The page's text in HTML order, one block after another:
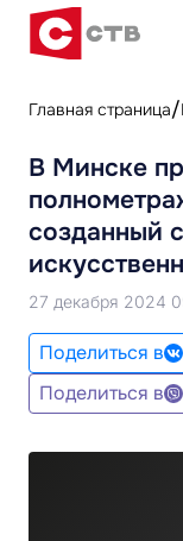
Главная страница
В Минске
созданный
27 декабря 2024
Поделиться в
Поделиться в